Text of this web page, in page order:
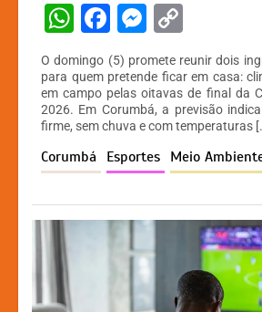
W
h
at
s
A
p
F
a
c
e
b
o
k
M
s
s
e
n
er
p
y
Li
n
O domingo (5) promete reunir dois
para quem pretende ficar em casa:
em campo pelas oitavas de final da
2026. Em Corumbá, a previsão
firme, sem chuva e com temperaturas
Corumbá Esportes Meio